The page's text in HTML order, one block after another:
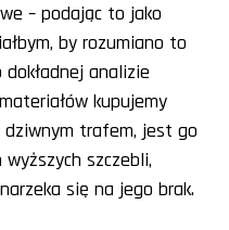
– podając to jako
by rozumiano to
analizie
kupujemy
dziwnym trafem, jest go
szczebli,
się na jego brak.